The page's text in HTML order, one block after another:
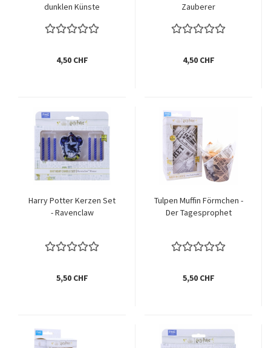
dunklen Künste
4,50 CHF
Zauberer
4,50 CHF
Harry Potter Kerzen Set
- Ravenclaw
5,50 CHF
Tulpen Muffin Förmchen -
Der Tagesprophet
5,50 CHF